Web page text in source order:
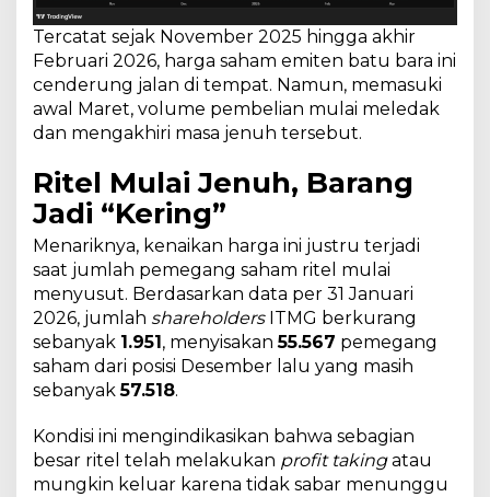
Tercatat sejak November 2025 hingga akhir
Februari 2026, harga saham emiten batu bara ini
cenderung jalan di tempat. Namun, memasuki
awal Maret, volume pembelian mulai meledak
dan mengakhiri masa jenuh tersebut.
Ritel Mulai Jenuh, Barang
Jadi “Kering”
Menariknya, kenaikan harga ini justru terjadi
saat jumlah pemegang saham ritel mulai
menyusut. Berdasarkan data per 31 Januari
2026, jumlah shareholdersITMG berkurang
sebanyak 1.951 , menyisakan55.567 pemegang
saham dari posisi Desember lalu yang masih
sebanyak57.518.
Kondisi ini mengindikasikan bahwa sebagian
besar ritel telah melakukan profit takingatau
mungkin keluar karena tidak sabar menunggu